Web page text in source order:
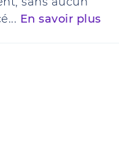
En savoir plus